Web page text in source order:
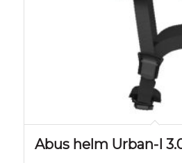
Abus helm Urban-I